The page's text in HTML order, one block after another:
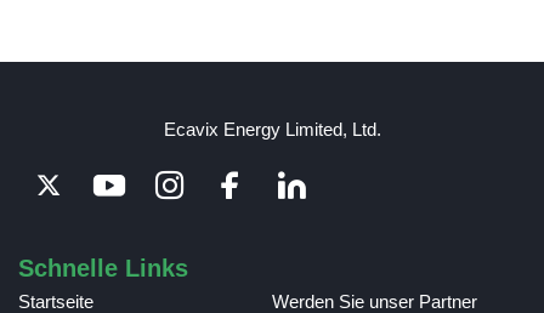
Ecavix Energy Limited, Ltd.
Schnelle Links
Startseite
Werden Sie unser Partner